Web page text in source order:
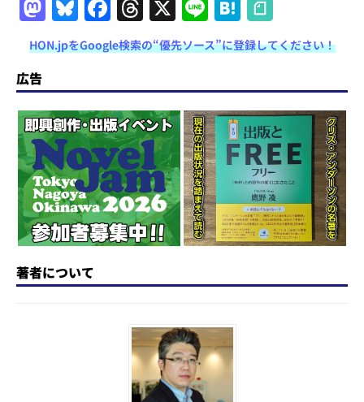
への懸念などがさまざまな形で障
壁となっている現状に、少し頭が
このことについて考えてみたい。
うに、手話...
M
a
st
o
d
o
n
Bl
u
e
s
k
y
F
a
c
e
b
o
o
k
T
h
re
a
d
s
X Li
n
e
H
at
e
n
a
HON.jpをGoogle検索の“優先ソース”に登録してください！
広告
著者について